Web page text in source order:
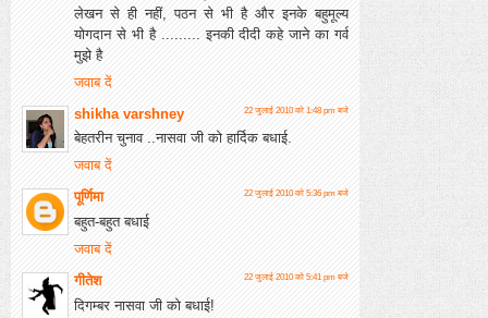
लेखन से ही नहीं, पठन से भी है और इनके बहुमूल्य
योगदान से भी है ......... इनकी दीदी कहे जाने का गर्व
मुझे है
जवाब दें
shikha varshney
22 जुलाई 2010 को 1:48 pm बजे
बेहतरीन चुनाव ..नासवा जी को हार्दिक बधाई.
जवाब दें
पूर्णिमा
22 जुलाई 2010 को 5:36 pm बजे
बहुत-बहुत बधाई
जवाब दें
गीतेश
22 जुलाई 2010 को 5:41 pm बजे
दिगम्बर नासवा जी को बधाई!